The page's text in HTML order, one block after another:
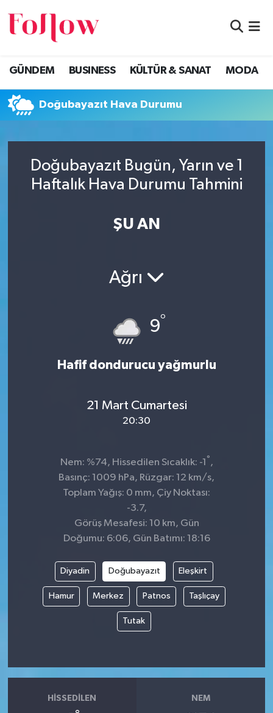
GÜNDEM BUSINESS KÜLTÜR & SANAT MODA
Doğubayazıt Hava Durumu
Doğubayazıt Bugün, Yarın ve 1
Haftalık Hava Durumu Tahmini
ŞU AN
Ağrı
9°
Hafif dondurucu yağmurlu
21 Mart Cumartesi
20:30
Nem: %74, Hissedilen Sıcaklık: -1 ° ,
Basınç: 1009 hPa, Rüzgar: 12 km/s,
Toplam Yağış: 0 mm, Çiy Noktası:
-3.7,
Görüş Mesafesi: 10 km, Gün
Doğumu: 6:06, Gün Batımı: 18:16
Diyadin Doğubayazıt Eleşkirt
Hamur Merkez Patnos Taşlıçay
Tutak
HISSEDILEN NEM
GÜNDEM
BUSINESS
KÜLTÜR & SANAT
MODA
EĞİTİM
Eskişehir Nöbetçi Eczaneler
Eskişehir Hava Durumu
Eskişehir Namaz Vakitleri
Eskişehir Trafik Yoğunluk Haritası
Süper Lig Puan Durumu ve Fikstür
Son Dakika Haberleri